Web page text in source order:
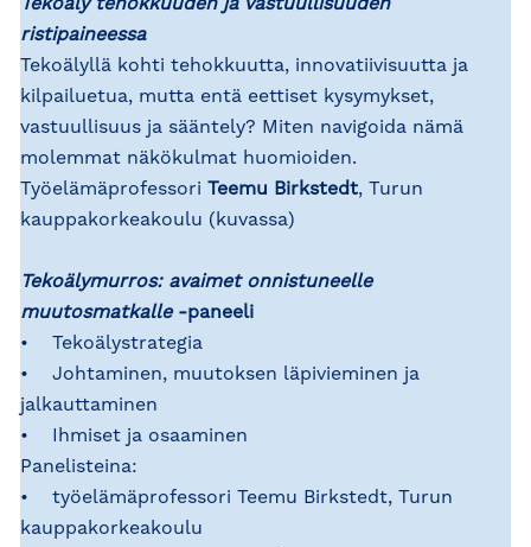
Tekoäly tehokkuuden ja vastuullisuuden
ristipaineessa
Tekoälyllä kohti tehokkuutta, innovatiivisuutta ja
kilpailuetua, mutta entä eettiset kysymykset,
vastuullisuus ja sääntely? Miten navigoida nämä
molemmat näkökulmat huomioiden.
Työelämäprofessori Teemu Birkstedt, Turun
kauppakorkeakoulu (kuvassa)
Tekoälymurros: avaimet onnistuneelle
muutosmatkalle-paneeli
• Tekoälystrategia
• Johtaminen, muutoksen läpivieminen ja
jalkauttaminen
• Ihmiset ja osaaminen
Panelisteina:
• työelämäprofessori Teemu Birkstedt, Turun
kauppakorkeakoulu